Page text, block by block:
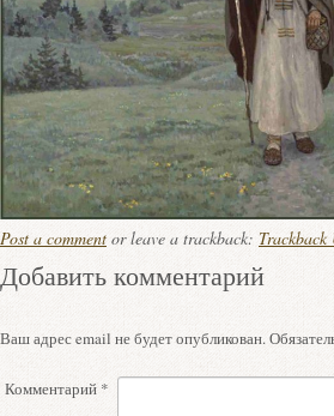
Post a comment or leave a trackback: Trackback
Добавить комментарий
Ваш адрес email не будет опубликован.
Комментарий *